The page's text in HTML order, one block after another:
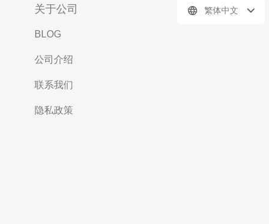
关于公司
BLOG
公司介绍
联系我们
隐私政策
繁体中文